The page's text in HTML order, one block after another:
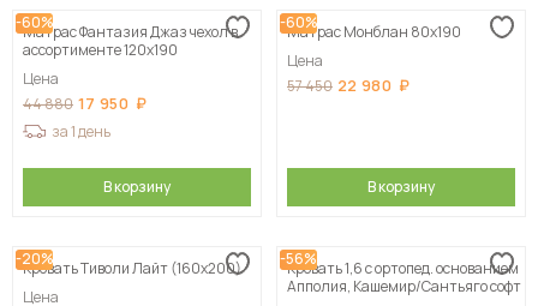
-60%
Матрас Фантазия Джаз чехол в
ассортименте 120х190
Цена
44 880 17 950
за 1 день
В корзину
-60%
Матрас Монблан 80х190
Цена
57 450 22 980
В корзину
-20%
Кровать Тиволи Лайт (160х200)
Цена
-56%
Кровать 1,6 с ортопед. основанием
Апполия, Кашемир/Сантьяго софт